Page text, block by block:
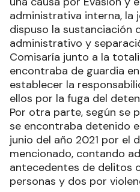
administrativa interna, la
dispuso la sustanciación
administrativo y
Comisaría junto a la
encontraba de guardia
establecer la
ellos por la fuga del
Por otra parte, según se
se encontraba detenido
junio del año 2021 por el
mencionado, contando
antecedentes de delitos
personas y dos por